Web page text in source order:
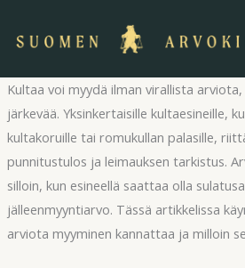
sisältöön
Kultaa voi myydä ilman virallista
järkevää. Yksinkertaisille kultaesineille,
kultakoruille tai romukullan palasille,
punnitustulos ja leimauksen tarkistus.
silloin, kun esineellä saattaa olla
jälleenmyyntiarvo. Tässä artikkelissa
arviota myyminen kannattaa ja milloin